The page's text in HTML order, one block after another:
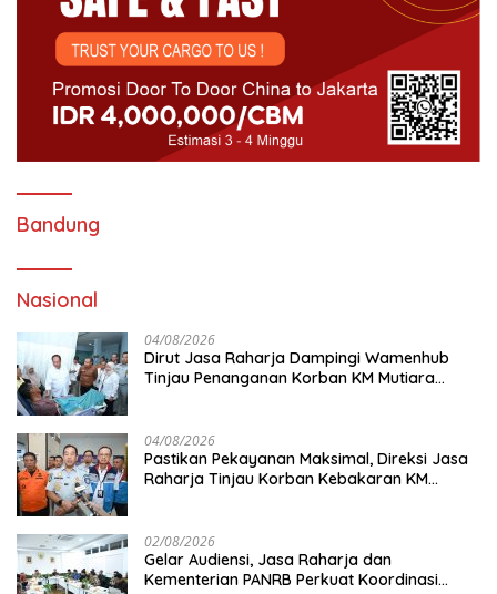
Bandung
Nasional
04/08/2026
Dirut Jasa Raharja Dampingi Wamenhub
Tinjau Penanganan Korban KM Mutiara
04/08/2026
Pastikan Pekayanan Maksimal, Direksi Jasa
Raharja Tinjau Korban Kebakaran KM
02/08/2026
Gelar Audiensi, Jasa Raharja dan
Kementerian PANRB Perkuat Koordinasi